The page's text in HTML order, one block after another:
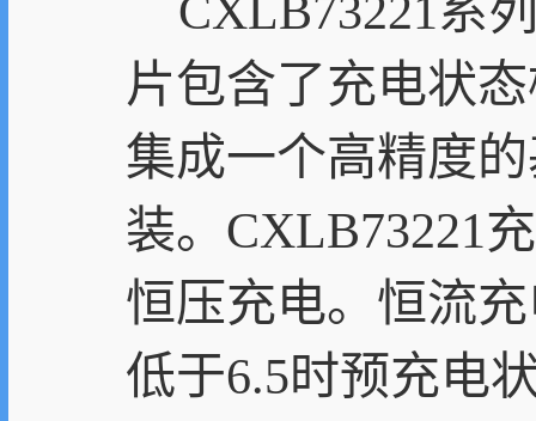
CXLB73221系
片包含了充电状
集成一个高精度
装。CXLB73221
恒压充电。恒流
低于6.5时预充电